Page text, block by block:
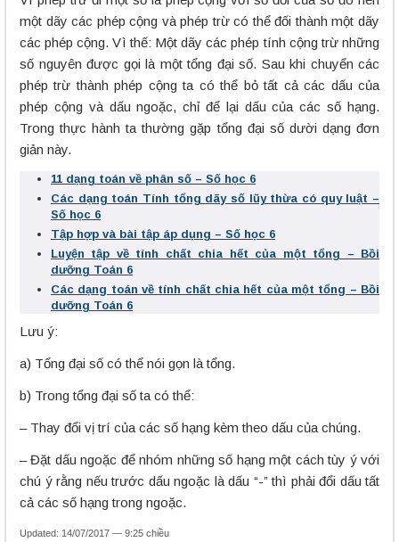
một dãy các phép cộng và phép trừ có thể đối thành một dãy
các phép cộng. Vì thế: Một dãy các phép tính cộng trừ những
số nguyên được gọi là một tổng đại số. Sau khi chuyển các
phép trừ thành phép cộng ta có thể bỏ tất cả các dấu của
phép cộng và dấu ngoặc, chỉ để lại dấu của các số hạng.
Trong thực hành ta thường gặp tổng đại số dười dạng đơn
giản này.
11 dạng toán về phân số – Số học 6
Các dạng toán Tính tổng dãy số lũy thừa có quy luật –
Số học 6
Tập hợp và bài tập áp dụng – Số học 6
Luyện tập về tính chất chia hết của một tổng – Bồi
dưỡng Toán 6
Các dạng toán về tính chất chia hết của một tổng – Bồi
dưỡng Toán 6
Lưu ý:
a) Tổng đại số có thể nói gọn là tổng.
b) Trong tổng đại số ta có thể:
– Thay đổi vị trí của các số hạng kèm theo dấu của chúng.
– Đặt dấu ngoặc để nhóm những số hạng một cách tùy ý với
chú ý rằng nếu trước dấu ngoặc là dấu “-” thì phải đổi dấu tất
cả các số hạng trong ngoặc.
Updated: 14/07/2017 — 9:25 chiều